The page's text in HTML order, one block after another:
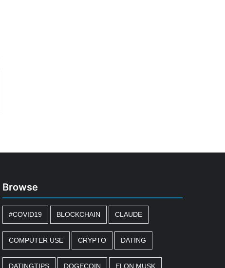
Browse
#COVID19 BLOCKCHAIN CLAUDE
COMPUTER USE CRYPTO DATING
DATINGTIPS DOGECOIN ELON MUSK